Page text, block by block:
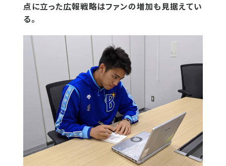
点に立った広報戦略はファンの増加も見据えてい
る。